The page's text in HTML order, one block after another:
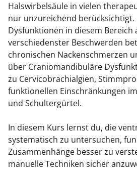
Halswirbelsäule in vielen
nur unzureichend berücksichtigt.
Dysfunktionen in diesem Bereich
verschiedenster Beschwerden
chronischen Nackenschmerzen
über Craniomandibuläre
zu Cervicobrachialgien,
funktionellen Einschränkungen
und Schultergürtel.
In diesem Kurs lernst du, die
systematisch zu untersuchen,
Zusammenhänge besser zu
manuelle Techniken sicher